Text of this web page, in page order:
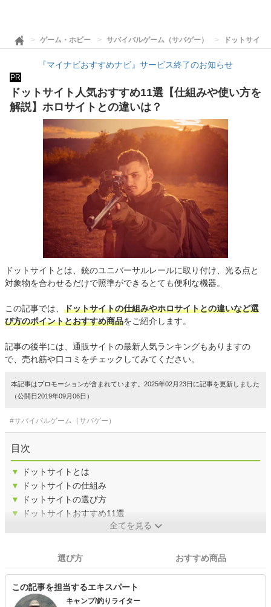
ゲーム・ホビー サバイバルゲーム（サバゲー） ドットサイ
『マイナビおすすめナビ』サービス終了のお知らせ
PR
ドットサイト人気おすすめ11選【仕組みや使い方を
解説】ホロサイトとの違いは？
ドットサイトとは、銃のユニバーサルレールに取り付け、光る点と
対象物を合わせるだけで照準ができるとても便利な機器。
この記事では、 ドットサイトの仕組みやホロサイトとの違いなど選
び方のポイントとおすすめ商品をご紹介します。
記事の後半には、通販サイトの最新人気ランキングもありますの
で、売れ筋や口コミをチェックしてみてください。
本記事はプロモーションが含まれています。2025年02月23日に記事を更新しました
（公開日2019年09月06日）
#サバイバルゲーム（サバゲー）
目次
▼
ドットサイトとは
▼
ドットサイトの仕組み
▼
ドットサイトの選び方
▼
ドットサイトおすすめ11選
全てを見る
選び方 おすすめ商品
この記事を担当するエキスパート
キャンプ/釣りライター